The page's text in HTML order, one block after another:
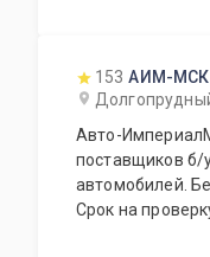
153 АИМ-МСК
Авто-
поставщиков б/
автомобилей.
Срок на